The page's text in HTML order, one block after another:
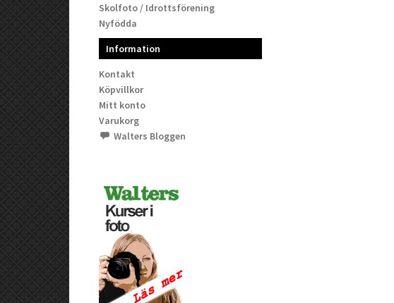
Skolfoto / Idrottsförening
Nyfödda
Information
Kontakt
Köpvillkor
Mitt konto
Varukorg
Walters Bloggen